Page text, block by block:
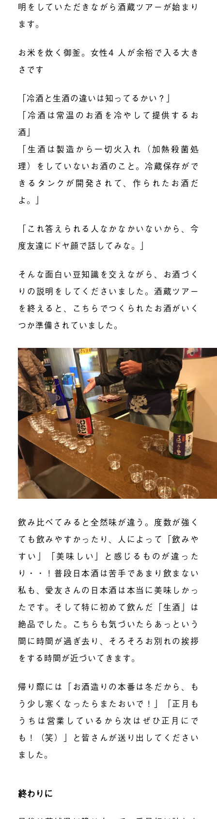
明をしていただきながら酒蔵ツアーが始まり
ます。
お米を炊く御釜。女性4 人が余裕で入る大き
さです
「冷酒と生酒の違いは知ってるかい？」
「冷酒は常温のお酒を冷やして提供するお
酒」
「生酒は製造から一切火入れ（加熱殺菌処
理）をしていないお酒のこと。冷蔵保存がで
きるタンクが開発されて、作られたお酒だ
よ。」
「これ答えられる人なかなかいないから、今
度友達にドヤ顔で話してみな。」
そんな面白い豆知識を交えながら、お酒づく
りの説明をしてくださいました。酒蔵ツアー
を終えると、こちらでつくられたお酒がいく
つか準備されていました。
飲み比べてみると全然味が違う。度数が強く
ても飲みやすかったり、人によって「飲みや
すい」「美味しい」と感じるものが違った
り・・！普段日本酒は苦手であまり飲まない
私も、愛友さんの日本酒は本当に美味しかっ
たです。そして特に初めて飲んだ「生酒」は
絶品でした。こちらも気づいたらあっという
間に時間が過ぎ去り、そろそろお別れの挨拶
をする時間が近づいてきます。
帰り際には「お酒造りの本番は冬だから、も
う少し寒くなったらまたおいで！」「正月も
うちは営業しているから次はぜひ正月にで
も！（笑）」と皆さんが送り出してください
ました。
終わりに